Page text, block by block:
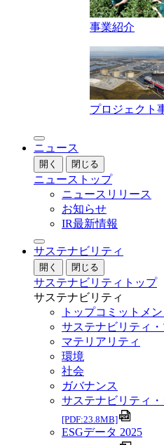
事業紹介
プロジェクト
ニュース
開く 閉じる
ニューストップ
ニュースリリース
お知らせ
IR最新情報
サステナビリティ
開く 閉じる
サステナビリティトップ
サステナビリティ
トップコミットメン
サステナビリティ
マテリアリティ
環境
社会
ガバナンス
サステナビリティ・
[PDF:23.8MB]
ESGデータ 2025